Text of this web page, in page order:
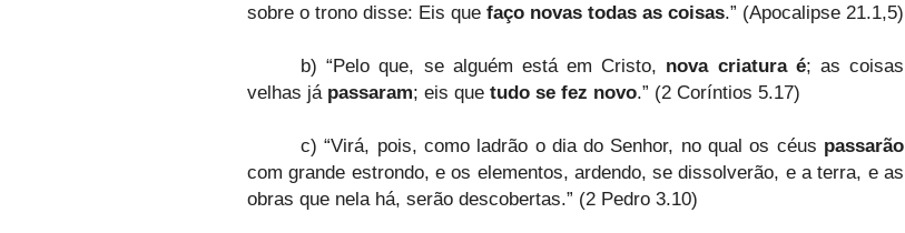
sobre o trono disse: Eis que faço novas todas as coisas.” (Apocalipse 21.1,5)
b) “Pelo que, se alguém está em Cristo, nova criatura é; as coisas
velhas já passaram; eis que tudo se fez novo.” (2 Coríntios 5.17)
c) “Virá, pois, como ladrão o dia do Senhor, no qual os céus passarão
com grande estrondo, e os elementos, ardendo, se dissolverão, e a terra, e as
obras que nela há, serão descobertas.” (2 Pedro 3.10)